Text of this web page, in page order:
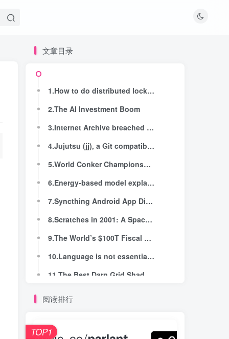
文章目录
1.How to do distributed locking (2016)
2.The AI Investment Boom
3.Internet Archive breached again through stolen access tokens
4.Jujutsu (jj), a Git compatible VCS
5.World Conker Championships men's winner cleared of cheating
6.Energy-based model explains how chronic stress transforms into disease over time
7.Syncthing Android App Discontinued
8.Scratches in 2001: A Space Osyssey (2018)
9.The World’s $100T Fiscal Timebomb Keeps Ticking
10.Language is not essential for the cognitive processes that underlie thought
14.Using Euro coins as weights (2004)
文章目录
1.How to do distributed locking (2016)
2.The AI Investment Boom
3.Internet Archive breached again through stolen access tokens
4.Jujutsu (jj), a Git compatible VCS
5.World Conker Championships men's winner cleared of cheating
6.Energy-based model explains how chronic stress transforms into disease over time
7.Syncthing Android App Discontinued
8.Scratches in 2001: A Space Osyssey (2018)
9.The World’s $100T Fiscal Timebomb Keeps Ticking
10.Language is not essential for the cognitive processes that underlie thought
14.Using Euro coins as weights (2004)
阅读排行
TOP1